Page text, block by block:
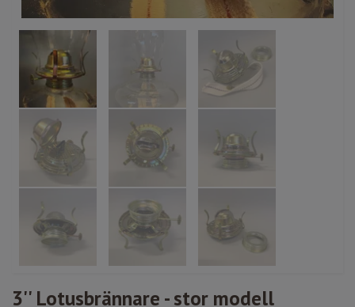
3'' Lotusbrännare - stor modell